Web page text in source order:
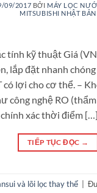
09/2017 BỞI MÁY LỌC
MITSUBISHI NHẬT BẢN
tính kỹ thuật Giá
lắp đặt nhanh
lợi cho cơ thể. –
công nghệ RO
xác thời điểm […]
TIẾP TỤC ĐỌC →
và lõi lọc thay thế